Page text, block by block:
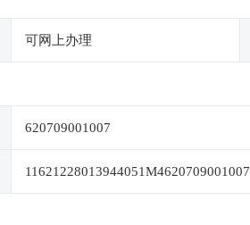
可网上办理
620709001007
11621228013944051M4620709001007